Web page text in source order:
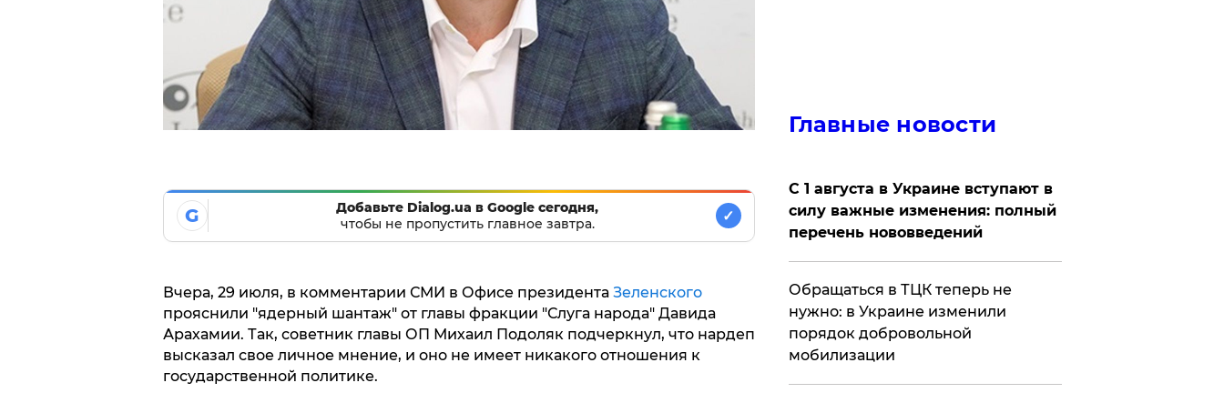
G
Добавьте Dialog.ua в Google сегодня,
чтобы не пропустить главное завтра.
✓
Вчера, 29 июля, в комментарии СМИ в Офисе президента Зеленского
прояснили "ядерный шантаж" от главы фракции "Слуга народа" Давида
Арахамии. Так, советник главы ОП Михаил Подоляк подчеркнул, что нардеп
высказал свое личное мнение, и оно не имеет никакого отношения к
государственной политике.
Главные новости
С 1 августа в Украине вступают в
силу важные изменения: полный
перечень нововведений
Обращаться в ТЦК теперь не
нужно: в Украине изменили
порядок добровольной
мобилизации